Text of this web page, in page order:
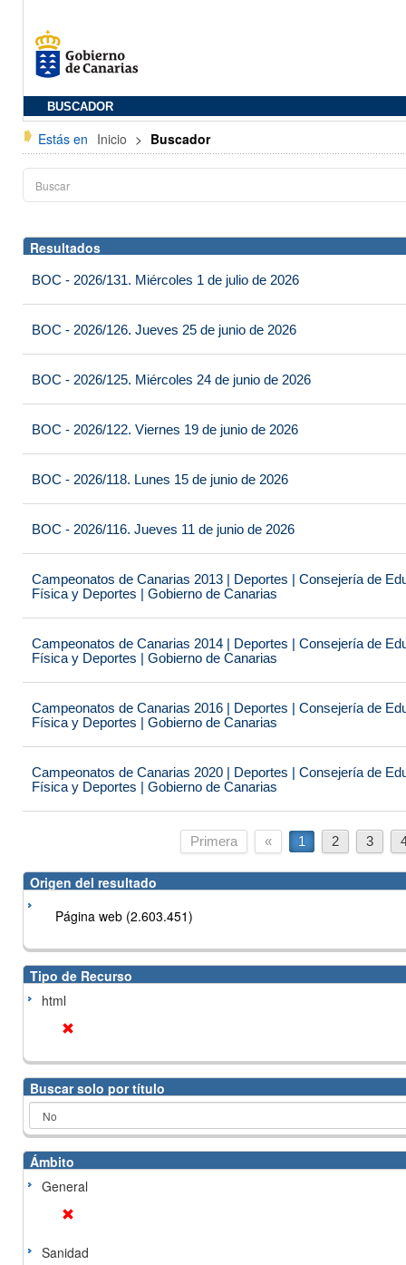
BUSCADOR
Estás en Inicio > Buscador
Resultados
BOC - 2026/131. Miércoles 1 de julio de 2026
BOC - 2026/126. Jueves 25 de junio de 2026
BOC - 2026/125. Miércoles 24 de junio de 2026
BOC - 2026/122. Viernes 19 de junio de 2026
BOC - 2026/118. Lunes 15 de junio de 2026
BOC - 2026/116. Jueves 11 de junio de 2026
Campeonatos de Canarias 2013 | Deportes | Consejería de
Física y Deportes | Gobierno de Canarias
Campeonatos de Canarias 2014 | Deportes | Consejería de
Física y Deportes | Gobierno de Canarias
Campeonatos de Canarias 2016 | Deportes | Consejería de
Física y Deportes | Gobierno de Canarias
Campeonatos de Canarias 2020 | Deportes | Consejería de
Física y Deportes | Gobierno de Canarias
Primera « 1 2 3
Origen del resultado
Página web (2.603.451)
Tipo de Recurso
html
Buscar solo por título
Ámbito
General
Sanidad